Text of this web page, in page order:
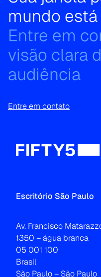
mundo
Entre em
visão clara
audiência
Entre em contato
Escritório São Paulo
Av. Francisco
1350 – água branca
05 001 100
Brasil
São Paulo – São Paulo